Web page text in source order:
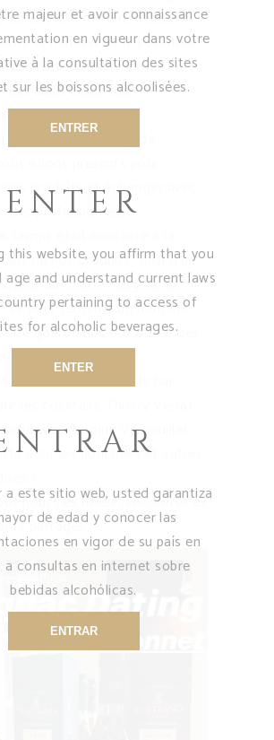
objectif de faire découvrir
la richesse et le potentiel
aux restaurateurs, cavistes,
mais aussi à des tour-
trentaine de maisons de
nos produits et échanger avec
des professionnels.
de nos produits, suivi d’un
du thème “Cognac et
et pour terminer un moment
gourmande aux côtés des
partenaires :
le bar Louise, le bar
et Antoine Vernouillet
pour les bouchées et autres
pour ces belles rencontres et
partagés.
majeur et avoir connaissance
en vigueur dans votre
à la consultation des sites
sur les boissons alcoolisées.
ENTRER
ENTER
this website, you affirm that you
age and understand current laws
pertaining to access of
for alcoholic beverages.
ENTER
a este sitio web, usted garantiza
de edad y conocer las
en vigor de su país en
consultas en internet sobre
bebidas alcohólicas.
ENTRAR